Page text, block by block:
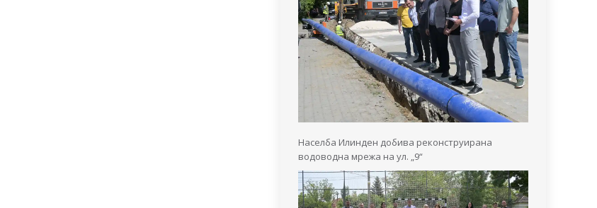
Населба Илинден добива реконструирана
водоводна мрежа на ул. „9“